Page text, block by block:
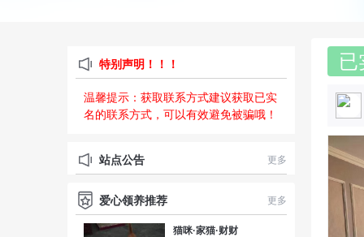
特别声明！！！
温馨提示：获取联系方式建议获取已实
名的联系方式，可以有效避免被骗哦！
站点公告 更多
爱心领养推荐 更多
猫咪·家猫·财财
已